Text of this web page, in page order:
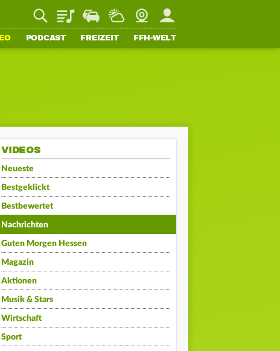
PlaylistStaupilotWetterWebcamMein FFH
PODCAST FREIZEIT FFH-WELT
VIDEOS
Neueste
Bestgeklickt
Bestbewertet
Nachrichten
Guten Morgen Hessen
Magazin
Aktionen
Musik & Stars
Wirtschaft
Sport